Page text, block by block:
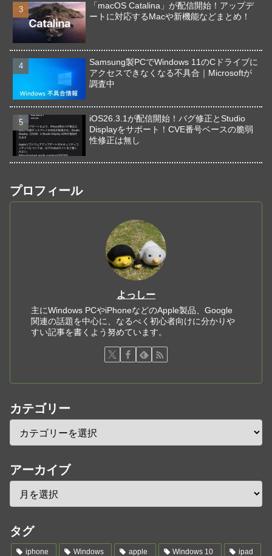
「macOS Catalina」が配信開始！アップデ
ートに対応するMacや新機能などまとめ！
Samsung製PCでWindows 11のCドライブに
アクセスできなくなる不具合｜Microsoftが
調査中
iOS26.3.1が配信開始！バグ修正とStudio
Displayをサポート！CVE番号ベースの脆弱
性修正は無し
プロフィール
よっしー
主にWindows PCやiPhoneなどのApple製品、Google
関連の話題を中心に、なるべく初心者向けに分かりや
すい記事を書くよう努めています。
カテゴリー
アーカイブ
タグ
iphone Windows apple Windows 10 ipad